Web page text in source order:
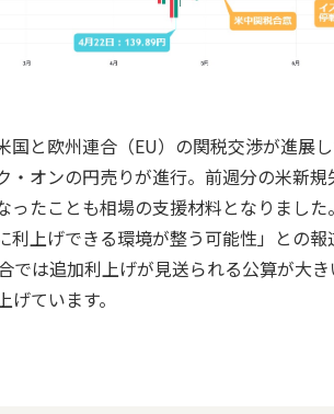
国と欧州連合（EU）の関税交渉が進展
・オンの円売りが進行。前週分の米新
ったことも相場の支援材料となりまし
利上げできる環境が整う可能性」との
では追加利上げが見送られる公算が大
ています。